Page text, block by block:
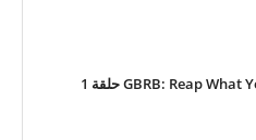
برنامج GBRB: Reap What You Sow حلقة 1